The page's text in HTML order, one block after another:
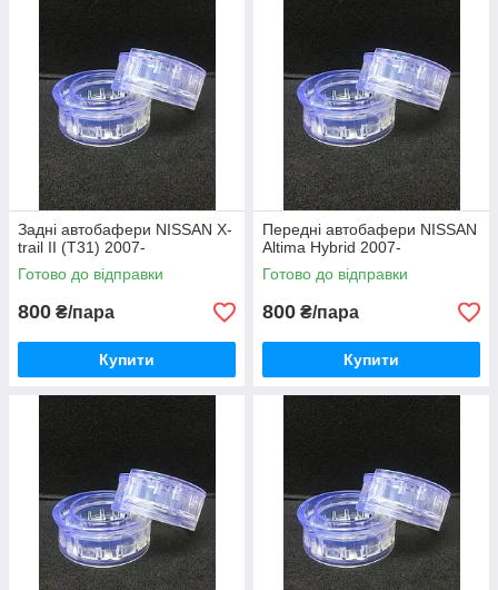
Задні автобафери NISSAN X-
trail II (T31) 2007-
Готово до відправки
800 ₴/пара
Купити
Передні автобафери NISSAN
Altima Hybrid 2007-
Готово до відправки
800 ₴/пара
Купити